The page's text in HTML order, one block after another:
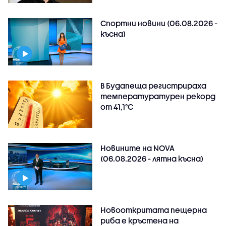
Спортни новини (06.08.2026 -
късна)
В Будапеща регистрираха
температуратурен рекорд
от 41,1°C
Новините на NOVA
(06.08.2026 - лятна късна)
Новооткритата пещерна
риба е кръстена на